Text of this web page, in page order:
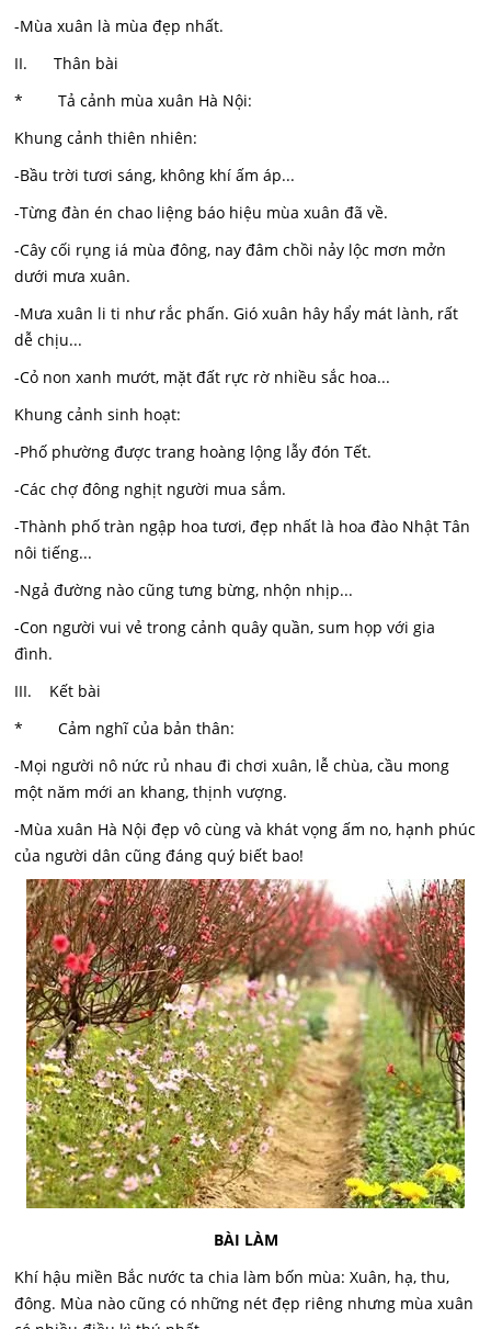
-Mùa xuân là mùa đẹp nhất.
II. Thân bài
* Tả cảnh mùa xuân Hà Nội:
Khung cảnh thiên nhiên:
-Bầu trời tươi sáng, không khí ấm áp...
-Từng đàn én chao liệng báo hiệu mùa xuân đã về.
-Cây cối rụng iá mùa đông, nay đâm chồi nảy lộc mơn mởn
dưới mưa xuân.
-Mưa xuân li ti như rắc phấn. Gió xuân hây hẩy mát lành, rất
dễ chịu...
-Cỏ non xanh mướt, mặt đất rực rờ nhiều sắc hoa...
Khung cảnh sinh hoạt:
-Phố phường được trang hoàng lộng lẫy đón Tết.
-Các chợ đông nghịt người mua sắm.
-Thành phố tràn ngập hoa tươi, đẹp nhất là hoa đào Nhật Tân
nôi tiếng...
-Ngả đường nào cũng tưng bừng, nhộn nhịp...
-Con người vui vẻ trong cảnh quây quần, sum họp với gia
đình.
III. Kết bài
* Cảm nghĩ của bản thân:
-Mọi người nô nức rủ nhau đi chơi xuân, lễ chùa, cầu mong
một năm mới an khang, thịnh vượng.
-Mùa xuân Hà Nội đẹp vô cùng và khát vọng ấm no, hạnh phúc
của người dân cũng đáng quý biết bao!
BÀI LÀM
Khí hậu miền Bắc nước ta chia làm bốn mùa: Xuân, hạ, thu,
đông. Mùa nào cũng có những nét đẹp riêng nhưng mùa xuân